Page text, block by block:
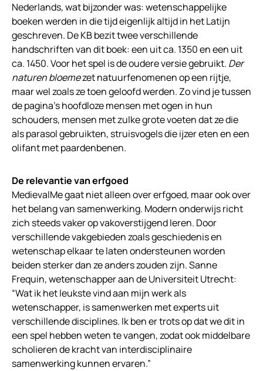
Nederlands, wat bijzonder was: wetenschappelijke
boeken werden in die tijd eigenlijk altijd in het Latijn
geschreven. De KB bezit twee verschillende
handschriften van dit boek: een uit ca. 1350 en een uit
ca. 1450. Voor het spel is de oudere versie gebruikt. Der
naturen bloemezet natuurfenomenen op een rijtje,
maar wel zoals ze toen geloofd werden. Zo vind je tussen
de pagina’s hoofdloze mensen met ogen in hun
schouders, mensen met zulke grote voeten dat ze die
als parasol gebruikten, struisvogels die ijzer eten en een
olifant met paardenbenen.
De relevantie van erfgoed
MedievalMe gaat niet alleen over erfgoed, maar ook over
het belang van samenwerking. Modern onderwijs richt
zich steeds vaker op vakoverstijgend leren. Door
verschillende vakgebieden zoals geschiedenis en
wetenschap elkaar te laten ondersteunen worden
beiden sterker dan ze anders zouden zijn. Sanne
Frequin, wetenschapper aan de Universiteit Utrecht:
“Wat ik het leukste vind aan mijn werk als
wetenschapper, is samenwerken met experts uit
verschillende disciplines. Ik ben er trots op dat we dit in
een spel hebben weten te vangen, zodat ook middelbare
scholieren de kracht van interdisciplinaire
samenwerking kunnen ervaren.”